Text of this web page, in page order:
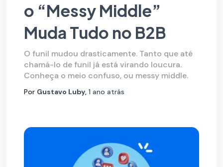
o “Messy Middle”
Muda Tudo no B2B
O funil mudou drasticamente. Tanto que até
chamá-lo de funil já está virando loucura.
Conheça o meio confuso, ou messy middle.
Por Gustavo Luby 1 ano atrás